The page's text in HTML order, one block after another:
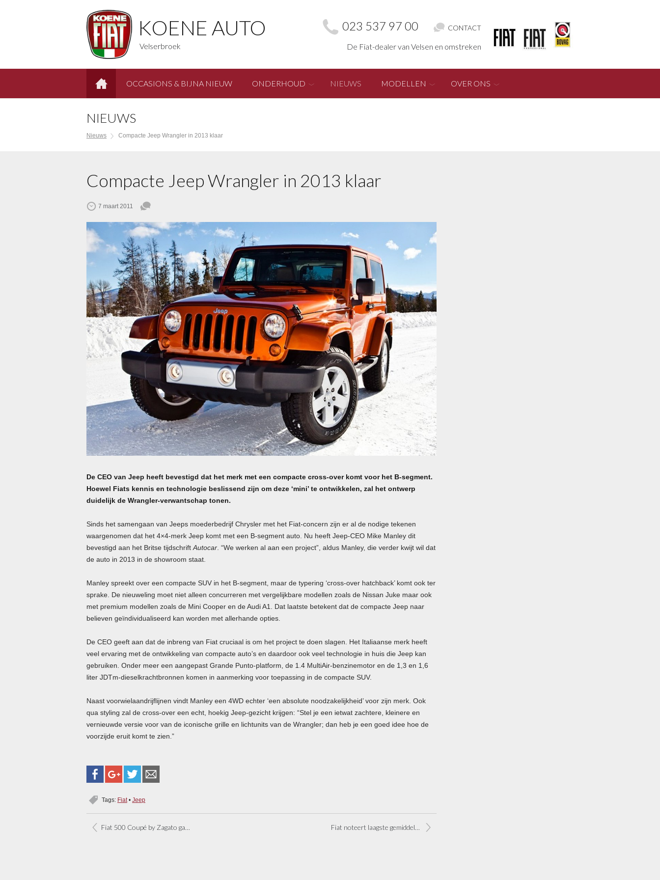
KOENE AUTO
Velserbroek
023 537 97 00 CONTACT
De Fiat-dealer van Velsen en omstreken
OCCASIONS & BIJNA NIEUW ONDERHOUD NIEUWS MODELLEN OVER ONS
NIEUWS
Nieuws Compacte Jeep Wrangler in 2013 klaar
Compacte Jeep Wrangler in 2013 klaar
7 maart 2011
De CEO van Jeep heeft bevestigd dat het merk met een compacte cross-over komt voor het B-segment.
Hoewel Fiats kennis en technologie beslissend zijn om deze ‘mini’ te ontwikkelen, zal het ontwerp
duidelijk de Wrangler-verwantschap tonen.
Sinds het samengaan van Jeeps moederbedrijf Chrysler met het Fiat-concern zijn er al de nodige tekenen
waargenomen dat het 4×4-merk Jeep komt met een B-segment auto. Nu heeft Jeep-CEO Mike Manley dit
bevestigd aan het Britse tijdschrift Autocar . “We werken al aan een project”, aldus Manley, die verder kwijt wil dat
de auto in 2013 in de showroom staat.
Manley spreekt over een compacte SUV in het B-segment, maar de typering ‘cross-over hatchback’ komt ook ter
sprake. De nieuweling moet niet alleen concurreren met vergelijkbare modellen zoals de Nissan Juke maar ook
met premium modellen zoals de Mini Cooper en de Audi A1. Dat laatste betekent dat de compacte Jeep naar
believen geïndividualiseerd kan worden met allerhande opties.
De CEO geeft aan dat de inbreng van Fiat cruciaal is om het project te doen slagen. Het Italiaanse merk heeft
veel ervaring met de ontwikkeling van compacte auto’s en daardoor ook veel technologie in huis die Jeep kan
gebruiken. Onder meer een aangepast Grande Punto-platform, de 1.4 MultiAir-benzinemotor en de 1,3 en 1,6
liter JDTm-dieselkrachtbronnen komen in aanmerking voor toepassing in de compacte SUV.
Naast voorwielaandrijflijnen vindt Manley een 4WD echter ‘een absolute noodzakelijkheid’ voor zijn merk. Ook
qua styling zal de cross-over een echt, hoekig Jeep-gezicht krijgen: “Stel je een ietwat zachtere, kleinere en
vernieuwde versie voor van de iconische grille en lichtunits van de Wrangler; dan heb je een goed idee hoe de
voorzijde eruit komt te zien.”
Tags: Fiat • Jeep
Fiat 500 Coupé by Zagato gaat in productie Fiat noteert laagste gemiddelde CO2-uitstoot